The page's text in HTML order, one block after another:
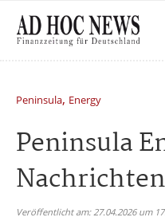
Peninsula, Energy
Peninsula
Veröffentlicht am: 27.04.2026 um